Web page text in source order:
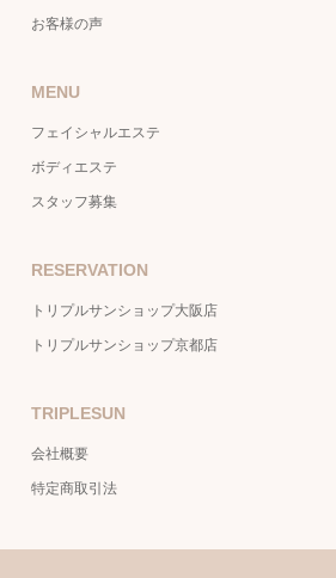
お客様の声
MENU
フェイシャルエステ
ボディエステ
スタッフ募集
RESERVATION
トリプルサンショップ大阪店
トリプルサンショップ京都店
TRIPLESUN
会社概要
特定商取引法